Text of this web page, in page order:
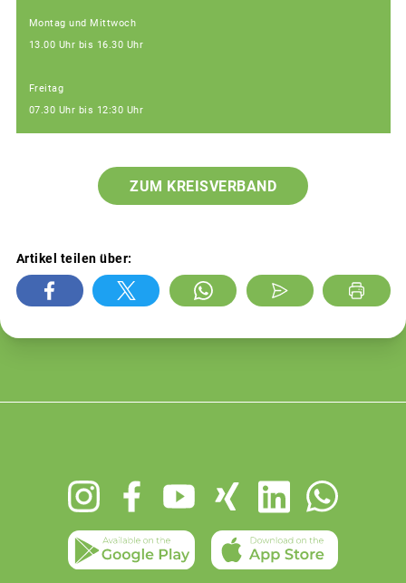
Montag und Mittwoch
13.00 Uhr bis 16.30 Uhr
Freitag
07.30 Uhr bis 12:30 Uhr
ZUM KREISVERBAND
Artikel teilen über: